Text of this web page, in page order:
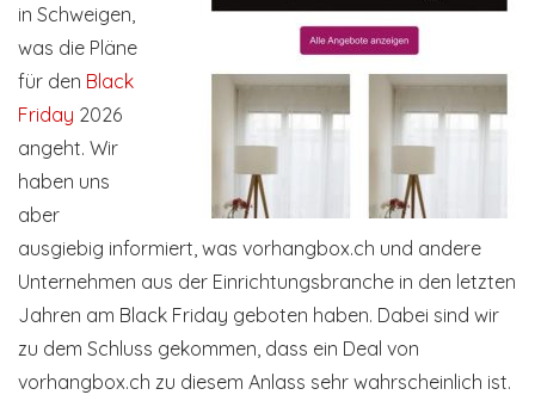
in Schweigen,
was die Pläne
für den Black
Friday 2026
angeht. Wir
haben uns
aber
ausgiebig informiert, was vorhangbox.ch und andere
Unternehmen aus der Einrichtungsbranche in den letzten
Jahren am Black Friday geboten haben. Dabei sind wir
zu dem Schluss gekommen, dass ein Deal von
vorhangbox.ch zu diesem Anlass sehr wahrscheinlich ist.